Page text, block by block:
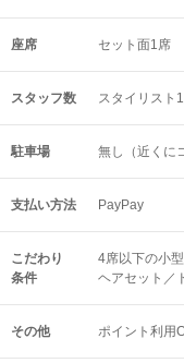
座席 セット面1席
スタッフ数 スタイリスト
駐車場 無し（近くに
支払い方法 PayPay
こだわり
条件
4席以下の小
ヘアセット／
その他 ポイント利用